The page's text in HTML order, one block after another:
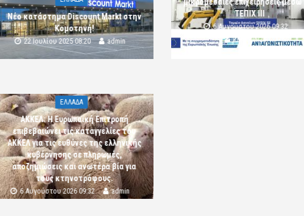
Νέο κατάστημα Discount Markt στην
Κομοτηνή!
22 Ιουλίου 2025 08:20 admin
ΤΕΠΙΧ ΙΙΙ
6 Αυγούστου 2026 09:32
komotini24
ΕΛΛΑΔΑ
ΑΚΚΕΛ: Η Ευρωπαϊκή Επιτροπή
επιβεβαιώνει τις καταγγελίες του
ΑΚΚΕΛ για τις ευθύνες της ελληνικής
κυβέρνησης σε πληρωμές,
αποζημιώσεις και ανωτέρα βία για
τους κτηνοτρόφους.
6 Αυγούστου 2026 09:32 admin